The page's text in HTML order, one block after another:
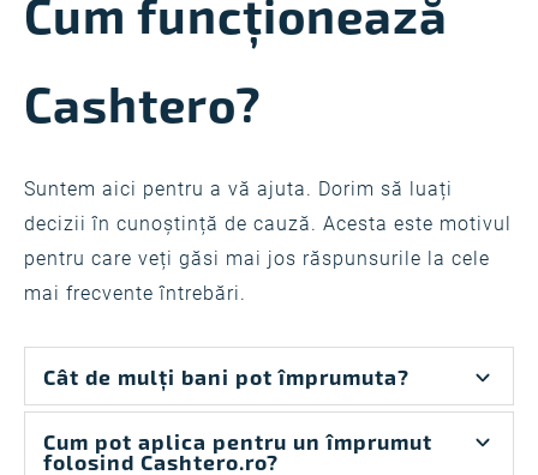
Cum funcționează
Cashtero?
Suntem aici pentru a vă ajuta. Dorim să luați
decizii în cunoștință de cauză. Acesta este motivul
pentru care veți găsi mai jos răspunsurile la cele
mai frecvente întrebări.
Cât de mulți bani pot împrumuta?
Cum pot aplica pentru un împrumut
folosind Cashtero.ro?